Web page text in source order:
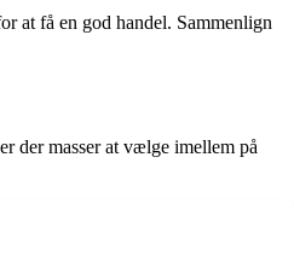
at få en god handel. Sammenlign
der masser at vælge imellem på